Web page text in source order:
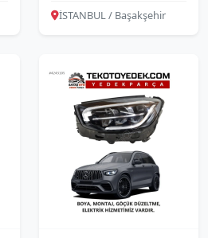
İSTANBUL / Başakşehir